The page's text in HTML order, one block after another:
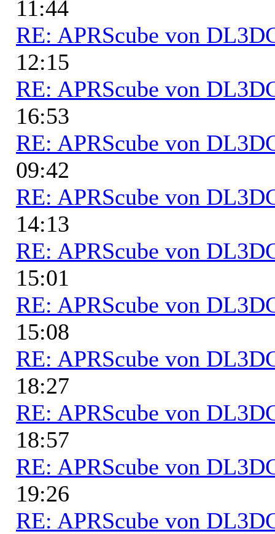
11:44
RE: APRScube von
12:15
RE: APRScube von
16:53
RE: APRScube von
09:42
RE: APRScube von
14:13
RE: APRScube von
15:01
RE: APRScube von
15:08
RE: APRScube von
18:27
RE: APRScube von
18:57
RE: APRScube von
19:26
RE: APRScube von